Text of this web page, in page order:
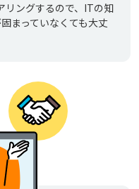
リングするので、ITの知
まっていなくても大丈